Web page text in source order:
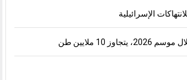
الإسرائيلية
10 ملايين طن